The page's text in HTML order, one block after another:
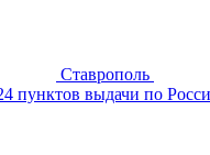
Ставрополь
пунктов выдачи по